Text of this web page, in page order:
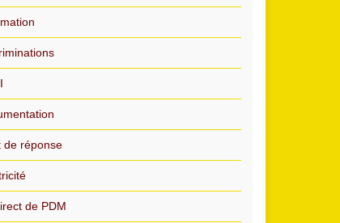
de réponse
de PDM